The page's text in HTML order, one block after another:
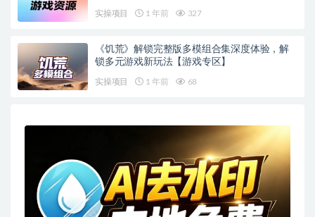
实操项目 1 年前 327
《饥荒》解锁完整版多模组合集深度体验，解
锁多元游戏新玩法【游戏专区】
实操项目 1 年前 68